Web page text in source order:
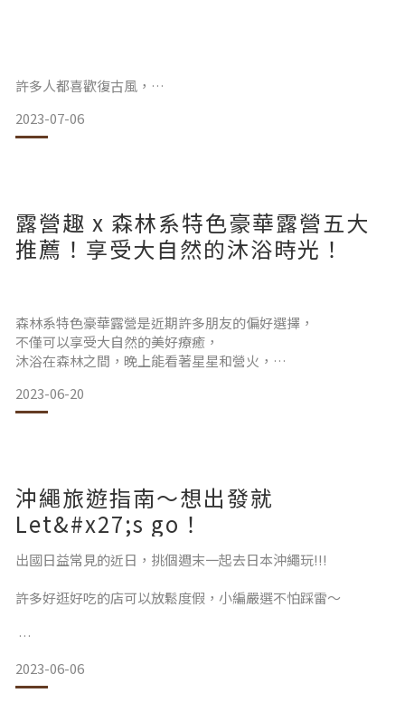
許多人都喜歡復古風，
跑新店之餘不妨也去些老字號的咖啡廳感受時代洗禮後的精華
店家。
一起解鎖口袋名單🔒🔒讓你一秒回到過去！
NO.1｜明星咖啡館
西元1949年，一個18歲的建中畢業生(簡錦錐先生)
與5個年紀比他大三輪的俄羅斯人，
從此開啟了明星一甲子的璀璨歲月。
( 地點📌 台北市中正區武昌街一段5號2樓 )
2023-07-06
露營趣 x 森林系特色豪華露營五大
推薦！享受大自然的沐浴時光！
森林系特色豪華露營是近期許多朋友的偏好選擇，
不僅可以享受大自然的美好療癒，
沐浴在森林之間，晚上能看著星星和營火，
一起來看看，可以放鬆露營景點有哪些呢！Let's go camping!
南投｜峇嵐杉丘
峇嵐杉丘BALAN HILL GLAMPING座落於南投魚池鄉的金龍山
旁，
鄰近日月潭國家風景區，山林無邊無際，綠意蔓開一片秘境。
盡情體驗「杉中」美好的
2023-06-20
沖繩旅遊指南～想出發就
Let&#x27;s go！
出國日益常見的近日，挑個週末一起去日本沖繩玩!!!
許多好逛好吃的店可以放鬆度假，小編嚴選不怕踩雷～
｛沖繩｜Ｏｋｉｎａｗａ｝
2023-06-06